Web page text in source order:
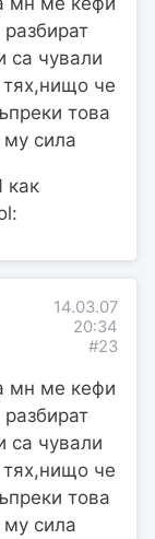
са чували
че
това
сила
как
14.03.07
20:34
#23
мн ме кефи
са чували
че
това
сила